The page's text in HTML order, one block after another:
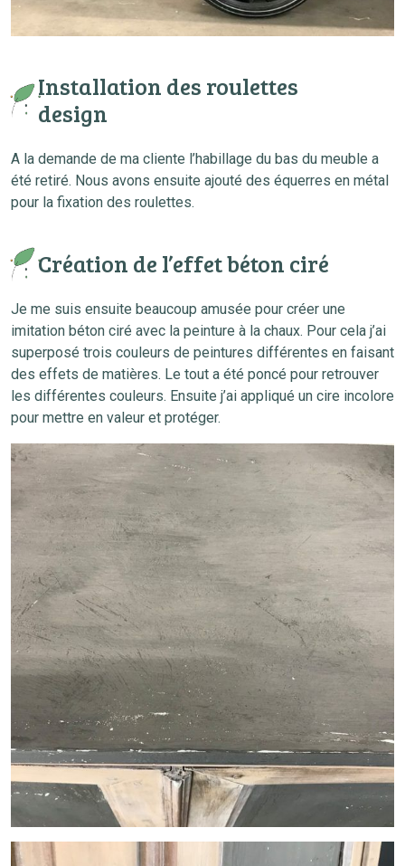
Installation des roulettes
design
A la demande de ma cliente l’habillage du bas du meuble a
été retiré. Nous avons ensuite ajouté des équerres en métal
pour la fixation des roulettes.
Création de l’effet béton ciré
Je me suis ensuite beaucoup amusée pour créer une
imitation béton ciré avec la peinture à la chaux. Pour cela j’ai
superposé trois couleurs de peintures différentes en faisant
des effets de matières. Le tout a été poncé pour retrouver
les différentes couleurs. Ensuite j’ai appliqué un cire incolore
pour mettre en valeur et protéger.